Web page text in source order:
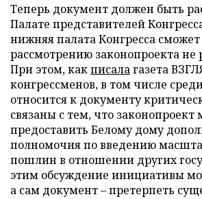
Теперь документ должен быть
Палате представителей
нижняя палата Конгресса
рассмотрению законопроекта не
При этом, какписалагазета
конгрессменов, в том числе
относится к документу
связаны с тем, что законопроект
предоставить Белому дому
полномочия по введению
пошлин в отношении других
этим обсуждение инициативы
а сам документ – претерпеть